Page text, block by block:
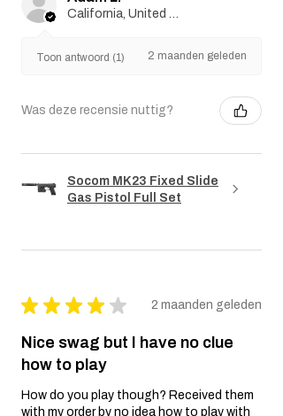
Toon antwoord (1) 2 maanden geleden
Was deze recensie nuttig?
Socom MK23 Fixed Slide
Gas Pistol Full Set
★ ★ ★ ★ ★ 2 maanden geleden
Nice swag but I have no clue
how to play
How do you play though? Received them
with my order by no idea how to play with